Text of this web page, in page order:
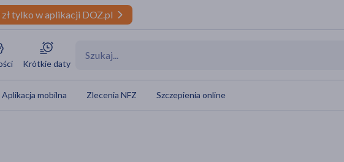
tylko w aplikacji DOZ.pl
Krótkie daty
Aplikacja mobilna Zlecenia NFZ Szczepienia online